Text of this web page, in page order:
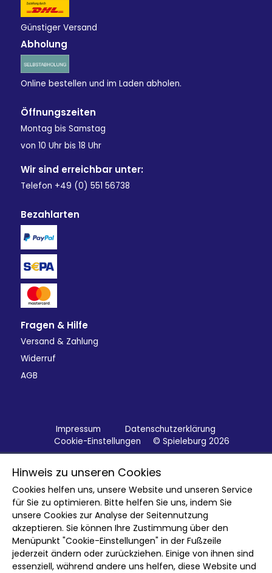
Öffnungszeiten
Montag bis Samstag
von 10 Uhr bis 18 Uhr
Wir sind erreichbar unter:
Telefon +49 (0) 551 56738
Günstiger Versand
Abholung
Online bestellen und im Laden abholen.
Bezahlarten
Fragen & Hilfe
Versand & Zahlung
Widerruf
AGB
Impressum
Datenschutzerklärung
Cookie-Einstellungen
© Spieleburg 2026
Hinweis zu unseren Cookies
Cookies helfen uns, unsere Website und unseren Service
für Sie zu optimieren. Bitte helfen Sie uns, indem Sie
unsere Cookies zur Analyse der Seitennutzung
akzeptieren. Sie können Ihre Zustimmung über den
Menüpunkt "Cookie-Einstellungen" in der Fußzeile
jederzeit ändern oder zurückziehen. Einige von ihnen sind
essenziell, während andere uns helfen, diese Website und